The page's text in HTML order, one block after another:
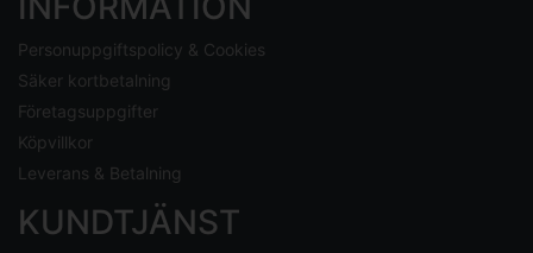
Personuppgiftspolicy & Cookies
Säker kortbetalning
Företagsuppgifter
Köpvillkor
Leverans & Betalning
KUNDTJÄNST